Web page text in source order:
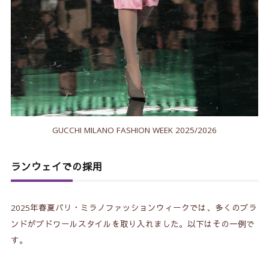
GUCCHI MILANO FASHION WEEK 2025/2026
ランウェイでの採用
2025年春夏パリ・ミラノファッションウィークでは、多くのブラ
ンドがブドワールスタイルを取り入れました。以下はその一例で
す。